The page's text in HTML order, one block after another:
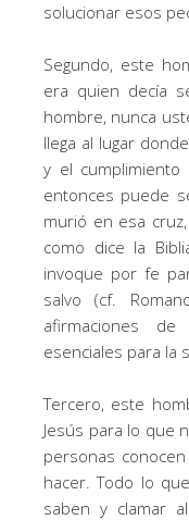
solucionar esos
Segundo, este
era quien decía
hombre, nunca
llega al lugar
y el
entonces puede
murió en esa
como dice la
invoque por fe
salvo (cf.
afirmaciones
esenciales para la
Tercero, este
Jesús para lo que
personas
hacer. Todo lo
saben y clamar